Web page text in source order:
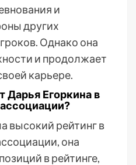
и
других
Однако она
и продолжает
карьере.
Дарья Егоркина в
высокий рейтинг в
она
в рейтинге,